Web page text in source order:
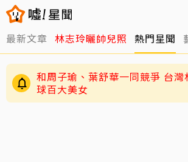
最新文章 林志玲曬帥兒照 熱門星聞
和周子瑜、葉舒華一同競爭 台灣林莎首度入圍全
球百大美女